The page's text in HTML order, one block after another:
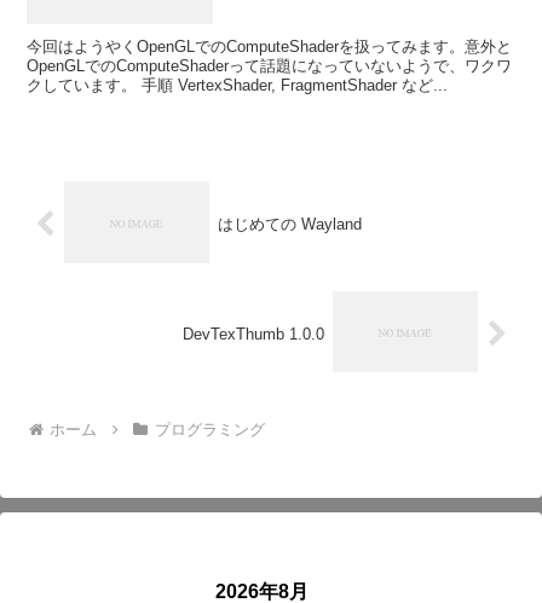
今回はようやくOpenGLでのComputeShaderを扱ってみます。意外と
OpenGLでのComputeShaderって話題になっていないようで、ワクワ
クしています。 手順 VertexShader, FragmentShader など...
はじめての Wayland
DevTexThumb 1.0.0
ホーム プログラミング
2026年8月